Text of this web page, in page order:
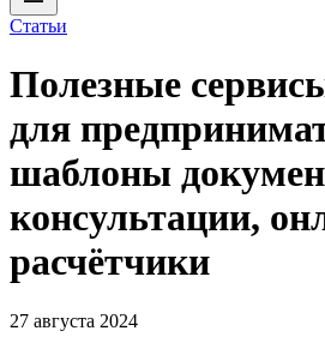
Статьи
Полезные
для
шаблоны
консультации,
расчётчики
27 августа 2024